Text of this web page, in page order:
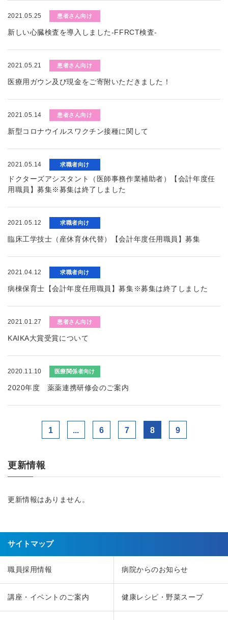
2021.05.25 患者さん向け
新しい心臓検査を導入しました-FFRCT検査-
2021.05.21 患者さん向け
医療用ガウン及び現金をご寄附いただきました！
2021.05.14 患者さん向け
新型コロナウイルスワクチン接種に関して
2021.05.14 求職者向け
ドクターズアシスタント（医師事務作業補助者）【会計年度任
用職員】募集※募集は終了しました
2021.05.12 求職者向け
臨床工学技士（産休育休代替）【会計年度任用職員】募集
2021.04.12 求職者向け
病棟保育士【会計年度任用職員】募集※募集は終了しました
2021.01.27 患者さん向け
KAIKA大賞受賞について
2020.11.10 医療関係者向け
2020年度 薬薬連携研修会のご案内
1 ... 6 7 8 9
更新情報
更新情報はありません。
サイトマップ
職員採用情報 病院からのお知らせ
講座・イベントのご案内 健康レシピ・野菜スープ